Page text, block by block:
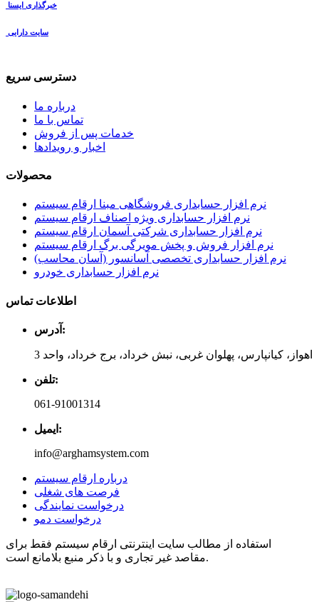
خبرگذاری ایسنا
سایت دارایی
دسترسی سریع
درباره ما
تماس با ما
خدمات پس از فروش
اخبار و رویدادها
محصولات
نرم افزار حسابداری فروشگاهی مبنا ارقام سیستم
نرم افزار حسابداری ویژه اصناف ارقام سیستم
نرم افزار حسابداری شرکتی آسمان ارقام سیستم
نرم افزار فروش و پخش مویرگی برگ ارقام سیستم
نرم افزار حسابداری تخصصی آسانسور (آسان محاسب)
نرم افزار حسابداری خودرو
اطلاعات تماس
آدرس:
اهواز، کیانپارس، پهلوان غربی، نبش خرداد، برج خرداد، واحد 3
تلفن:
061-91001314
ایمیل:
info@arghamsystem.com
درباره ارقام سیستم
فرصت های شغلی
درخواست نمایندگی
درخواست دمو
استفاده از مطالب سایت اینترنتی ارقام سیستم فقط برای
مقاصد غیر تجاری و با ذکر منبع بلامانع است.